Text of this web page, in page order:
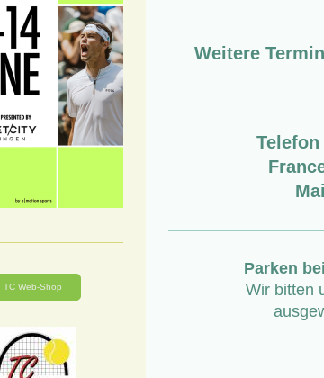
Weitere
Telefon
Parken
Wir bitten
TC Web-Shop